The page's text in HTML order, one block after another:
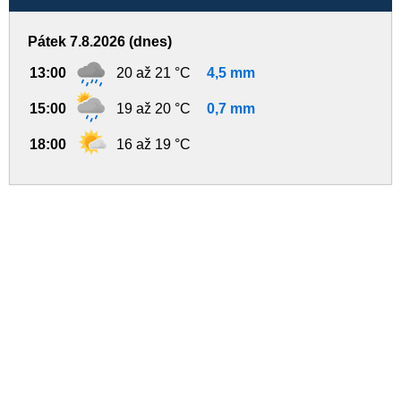
Pátek 7.8.2026 (dnes)
13:00 20 až 21 °C 4,5 mm
15:00 19 až 20 °C 0,7 mm
18:00 16 až 19 °C